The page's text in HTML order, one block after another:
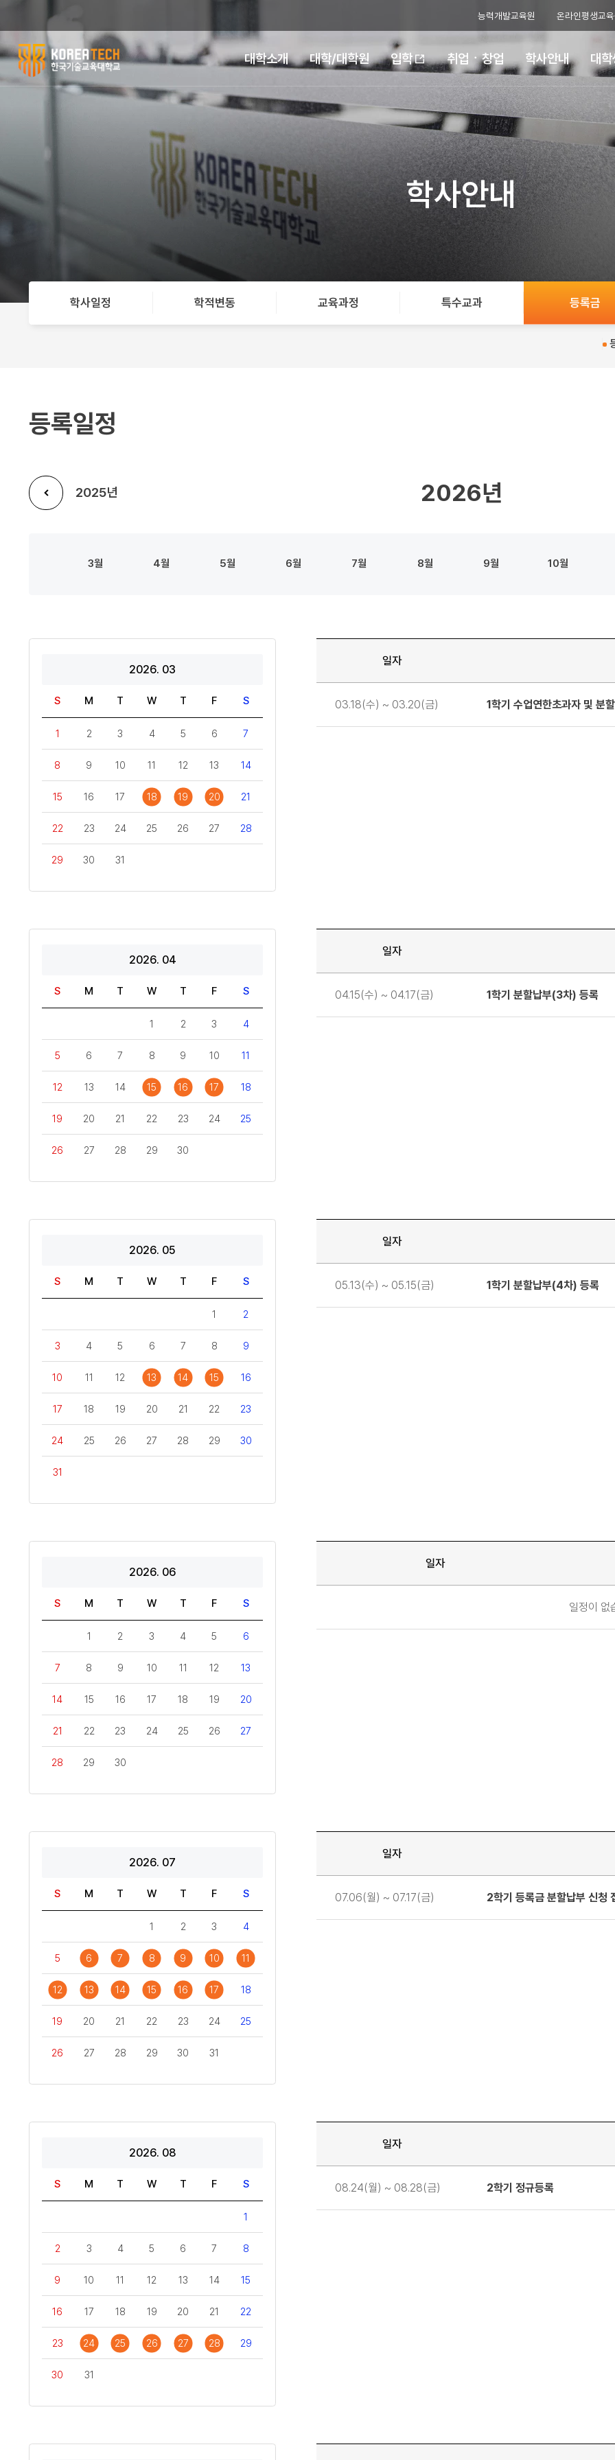
능력개발교육원 온라인평생교
한
교
학
대학소개 대학/대학원 입학 취업ㆍ창업 학사안내 대
학사안내
학사일정 학적변동 교육과정 특수교과 등록금
등록일정
2025 2026
3 4 5 6 7 8 9 10
2026. 03
S M T W T F S
1 2 3 4 5 6 7
8 9 10 11 12 13 14
15 16 17 18 19 20 21
22 23 24 25 26 27 28
29 30 31
일자
03.18(수) ~ 03.20(금) 1학기 수업연한초과자 및 분
2026. 04
S M T W T F S
1 2 3 4
5 6 7 8 9 10 11
12 13 14 15 16 17 18
19 20 21 22 23 24 25
26 27 28 29 30
일자
04.15(수) ~ 04.17(금) 1학기 분할납부(3차) 등록
2026. 05
S M T W T F S
1 2
3 4 5 6 7 8 9
10 11 12 13 14 15 16
17 18 19 20 21 22 23
24 25 26 27 28 29 30
31
일자
05.13(수) ~ 05.15(금) 1학기 분할납부(4차) 등록
2026. 06
S M T W T F S
1 2 3 4 5 6
7 8 9 10 11 12 13
14 15 16 17 18 19 20
21 22 23 24 25 26 27
28 29 30
일자
일정이 없
2026. 07
S M T W T F S
1 2 3 4
5 6 7 8 9 10 11
12 13 14 15 16 17 18
19 20 21 22 23 24 25
26 27 28 29 30 31
일자
07.06(월) ~ 07.17(금) 2학기 등록금 분할납부 신청
2026. 08
S M T W T F S
1
2 3 4 5 6 7 8
9 10 11 12 13 14 15
16 17 18 19 20 21 22
23 24 25 26 27 28 29
30 31
일자
08.24(월) ~ 08.28(금) 2학기 정규등록